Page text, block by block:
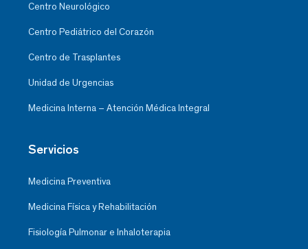
Centro Neurológico
Centro Pediátrico del Corazón
Centro de Trasplantes
Unidad de Urgencias
Medicina Interna – Atención Médica Integral
Servicios
Medicina Preventiva
Medicina Física y Rehabilitación
Fisiología Pulmonar e Inhaloterapia